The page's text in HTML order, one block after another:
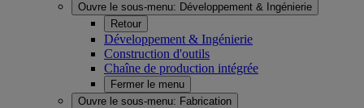
Ouvre le sous-menu: Développement & Ingénierie
Retour
Développement & Ingénierie
Construction d'outils
Chaîne de production intégrée
Fermer le menu
Ouvre le sous-menu: Fabrication